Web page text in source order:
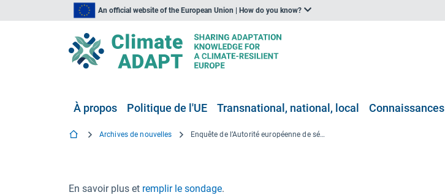
An official website of the European Union | How do you know?
À propos Politique de l'UE Transnational, national, local Connaissances
Archives de nouvelles Enquête de l’Autorité européenne de sécurité des aliments sur le changement climatique et les risques pour la sécurité alimentaire
En savoir plus et remplir le sondage.